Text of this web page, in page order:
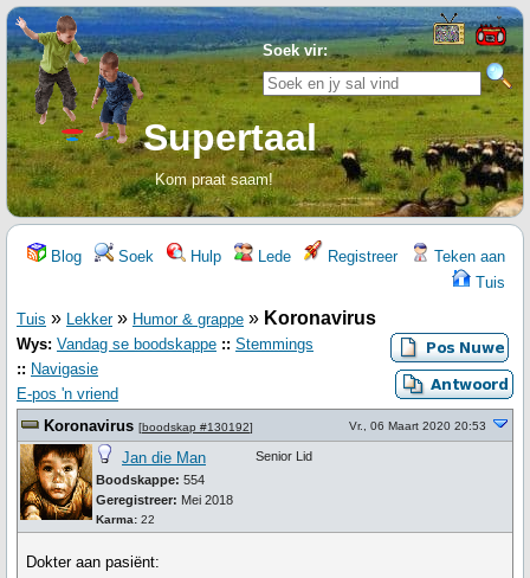
Soek vir:
Supertaal
Kom praat saam!
Blog Soek Hulp Lede Registreer
Teken aan
Tuis
Tuis » Lekker» Humor & grappe » Koronavirus
Wys: Vandag se boodskappe :: Stemmings
:: Navigasie
E-pos 'n vriend
Koronavirus [boodskap #130192] Vr., 06 Maart 2020 20:53
Jan die Man
Boodskappe: 554
Geregistreer: Mei 2018
Karma: 22
Senior Lid
Dokter aan pasiënt: